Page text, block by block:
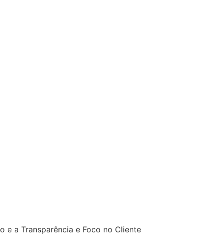
e a Transparência e Foco no Cliente